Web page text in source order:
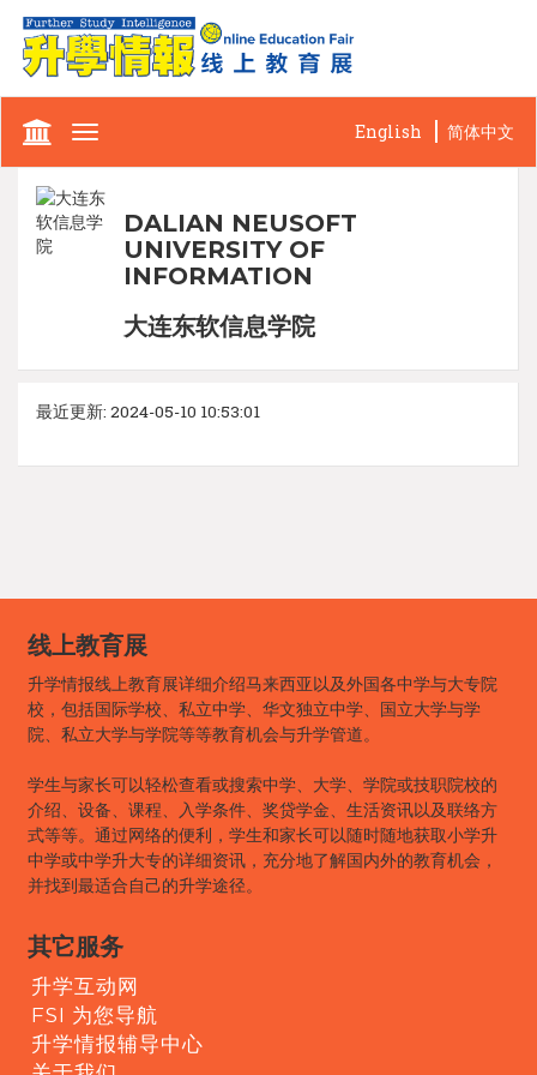
Toggle
English 简体中文
DALIAN NEUSOFT
UNIVERSITY OF
INFORMATION
大连东软信息学院
最近更新: 2024-05-10 10:53:01
线上教育展
升学情报线上教育展详细介绍马来西亚以及外国各中学与大专院
校，包括国际学校、私立中学、华文独立中学、国立大学与学
院、私立大学与学院等等教育机会与升学管道。
学生与家长可以轻松查看或搜索中学、大学、学院或技职院校的
介绍、设备、课程、入学条件、奖贷学金、生活资讯以及联络方
式等等。通过网络的便利，学生和家长可以随时随地获取小学升
中学或中学升大专的详细资讯，充分地了解国内外的教育机会，
并找到最适合自己的升学途径。
其它服务
升学互动网
FSI 为您导航
升学情报辅导中心